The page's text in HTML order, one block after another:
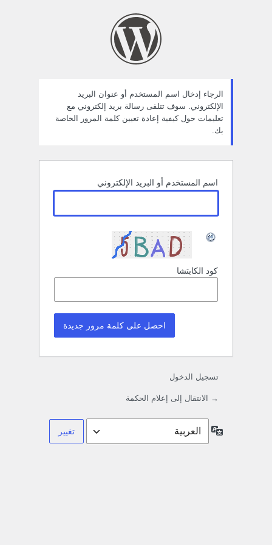
الرجاء إدخال اسم المستخدم أو عنوان البريد
الإلكتروني. سوف تتلقى رسالة بريد إلكتروني مع
تعليمات حول كيفية إعادة تعيين كلمة المرور الخاصة
بك.
اسم المستخدم أو البريد الإلكتروني
كود الكابتشا
تسجيل الدخول
→ الانتقال إلى إعلام الحكمة
اللغة